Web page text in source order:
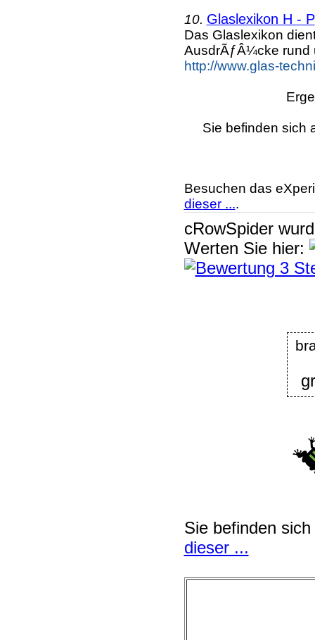
10. Glaslexikon H - P
Das Glaslexikon
AusdrÃƒÂ¼cke rund
http://www.glas-
Sie befinden sich
Besuchen das
dieser ....
cRowSpider
Werten Sie hier:
Sie befinden
dieser ...